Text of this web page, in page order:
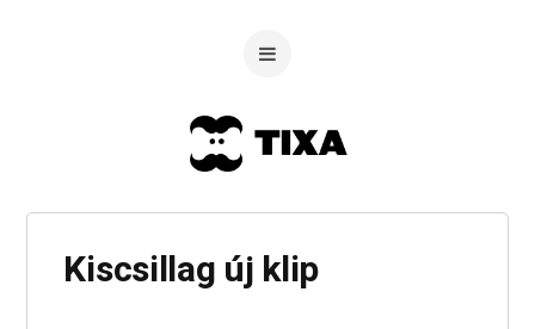
Kiscsillag új klip